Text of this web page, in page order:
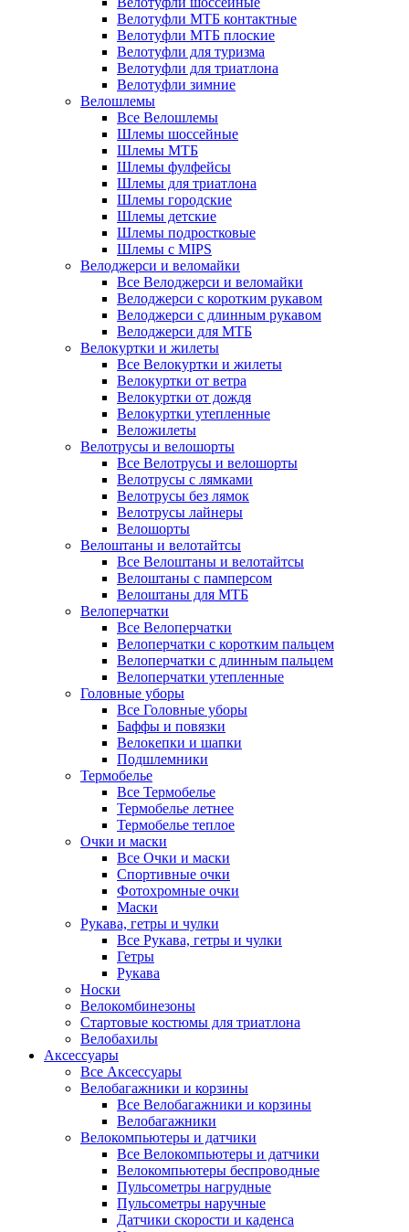
Велотуфли МТБ контактные
Велотуфли МТБ плоские
Велотуфли для туризма
Велотуфли для триатлона
Велотуфли зимние
Велошлемы
Все Велошлемы
Шлемы шоссейные
Шлемы МТБ
Шлемы фулфейсы
Шлемы для триатлона
Шлемы городские
Шлемы детские
Шлемы подростковые
Шлемы с MIPS
Велоджерси и веломайки
Все Велоджерси и веломайки
Велоджерси с коротким рукавом
Велоджерси с длинным рукавом
Велоджерси для МТБ
Велокуртки и жилеты
Все Велокуртки и жилеты
Велокуртки от ветра
Велокуртки от дождя
Велокуртки утепленные
Веложилеты
Велотрусы и велошорты
Все Велотрусы и велошорты
Велотрусы с лямками
Велотрусы без лямок
Велотрусы лайнеры
Велошорты
Велоштаны и велотайтсы
Все Велоштаны и велотайтсы
Велоштаны с памперсом
Велоштаны для МТБ
Велоперчатки
Все Велоперчатки
Велоперчатки с коротким пальцем
Велоперчатки с длинным пальцем
Велоперчатки утепленные
Головные уборы
Все Головные уборы
Баффы и повязки
Велокепки и шапки
Подшлемники
Термобелье
Все Термобелье
Термобелье летнее
Термобелье теплое
Очки и маски
Все Очки и маски
Спортивные очки
Фотохромные очки
Маски
Рукава, гетры и чулки
Все Рукава, гетры и чулки
Гетры
Рукава
Носки
Велокомбинезоны
Стартовые костюмы для триатлона
Велобахилы
Аксессуары
Все Аксессуары
Велобагажники и корзины
Все Велобагажники и корзины
Велобагажники
Велокомпьютеры и датчики
Все Велокомпьютеры и датчики
Велокомпьютеры беспроводные
Пульсометры нагрудные
Пульсометры наручные
Датчики скорости и каденса